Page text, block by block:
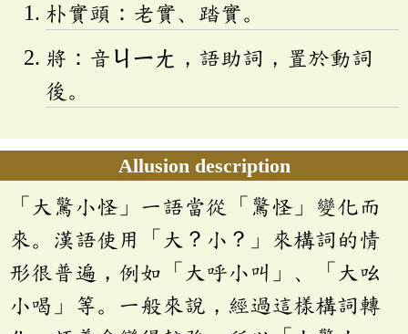
朴實頭：老實、踏實。
將：音 ㄐㄧㄤ ，語助詞，置於動詞
後。
Allusion description
「大驚小怪」一語當從「驚怪」變化而
來。漢語使用「大？小？」來構詞的情
形很普遍，例如「大呼小叫」、「大吆
小喝」等。一般來說，經過這樣構詞轉